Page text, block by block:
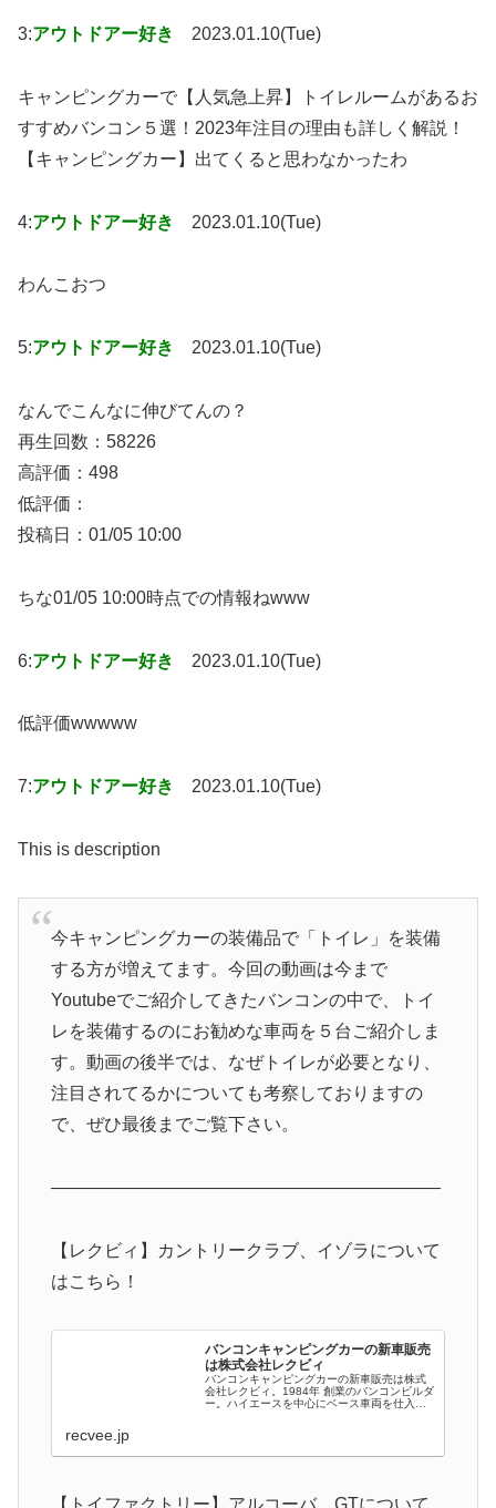
3:アウトドアー好き 2023.01.10(Tue)
キャンピングカーで【人気急上昇】トイレルームがあるお
すすめバンコン５選！2023年注目の理由も詳しく解説！
【キャンピングカー】出てくると思わなかったわ
4:アウトドアー好き 2023.01.10(Tue)
わんこおつ
5:アウトドアー好き 2023.01.10(Tue)
なんでこんなに伸びてんの？
再生回数：58226
高評価：498
低評価：
投稿日：01/05 10:00
ちな01/05 10:00時点での情報ねwww
6:アウトドアー好き 2023.01.10(Tue)
低評価wwwww
7:アウトドアー好き 2023.01.10(Tue)
This is description
今キャンピングカーの装備品で「トイレ」を装備
する方が増えてます。今回の動画は今まで
Youtubeでご紹介してきたバンコンの中で、トイ
レを装備するのにお勧めな車両を５台ご紹介しま
す。動画の後半では、なぜトイレが必要となり、
注目されてるかについても考察しておりますの
で、ぜひ最後までご覧下さい。
——————————————————————
【レクビィ】カントリークラブ、イゾラについて
はこちら！
バンコンキャンピングカーの新車販売
は株式会社レクビィ
バンコンキャンピングカーの新車販売は株式
会社レクビィ。1984年 創業のバンコンビルダ
ー。ハイエースを中心にベース車両を仕入
recvee.jp